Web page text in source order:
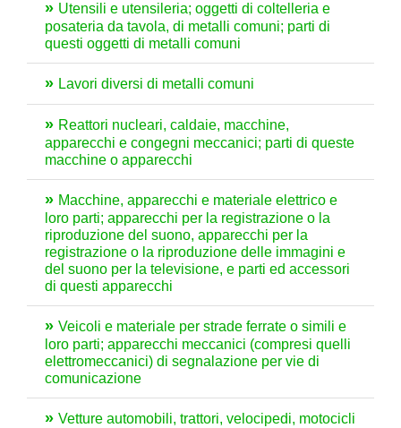
Utensili e utensileria; oggetti di coltelleria e
posateria da tavola, di metalli comuni; parti di
questi oggetti di metalli comuni
Lavori diversi di metalli comuni
Reattori nucleari, caldaie, macchine,
apparecchi e congegni meccanici; parti di queste
macchine o apparecchi
Macchine, apparecchi e materiale elettrico e
loro parti; apparecchi per la registrazione o la
riproduzione del suono, apparecchi per la
registrazione o la riproduzione delle immagini e
del suono per la televisione, e parti ed accessori
di questi apparecchi
Veicoli e materiale per strade ferrate o simili e
loro parti; apparecchi meccanici (compresi quelli
elettromeccanici) di segnalazione per vie di
comunicazione
Vetture automobili, trattori, velocipedi, motocicli